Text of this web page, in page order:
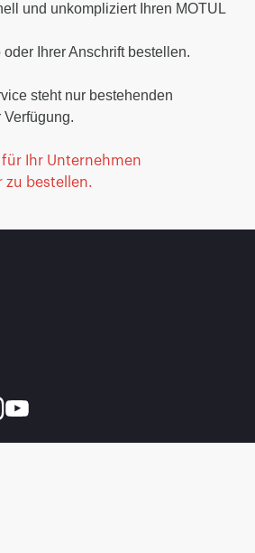
und unkompliziert Ihren MOTUL
Ihrer Anschrift bestellen.
steht nur bestehenden
für Ihr Unternehmen
zu bestellen.